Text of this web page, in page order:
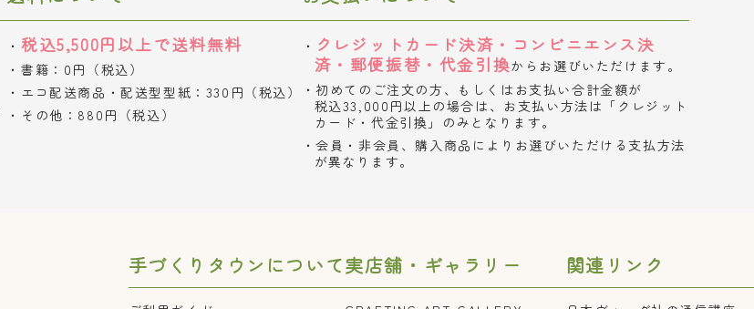
税込5,500円以上で送料無料
書籍：0円（税込）
エコ配送商品・配送型型紙：330円（税込）
その他：880円（税込）
クレジットカード決済・コンビニエンス決
済・郵便振替・代金引換からお選びいただけます。
初めてのご注文の方、もしくはお支払い合計金額が
税込33,000円以上の場合は、お支払い方法は「クレジット
カード・代金引換」のみとなります。
会員・非会員、購入商品によりお選びいただける支払方法
が異なります。
手づくりタウンについて実店舗・ギャラリー 関連リンク